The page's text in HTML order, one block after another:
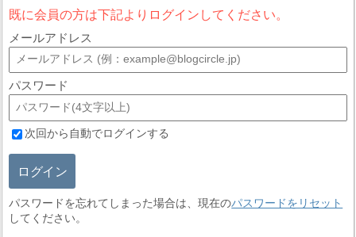
既に会員の方は下記よりログインしてください。
メールアドレス
パスワード
次回から自動でログインする
ログイン
パスワードを忘れてしまった場合は、現在のパスワードをリセット
してください。